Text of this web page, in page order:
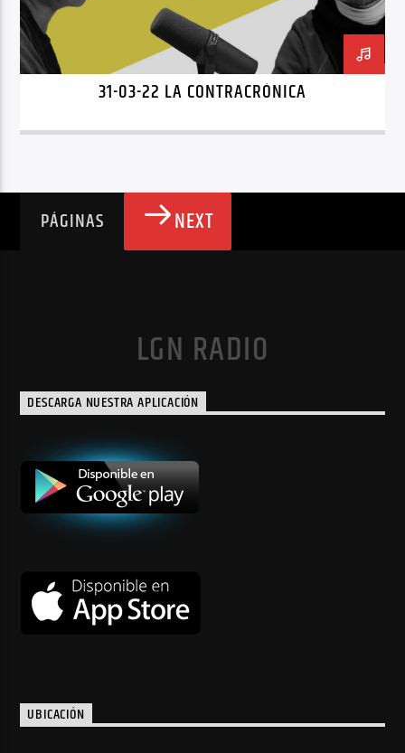
31-03-22 LA CONTRACRÓNICA
PÁGINAS NEXT
LGN RADIO
DESCARGA NUESTRA APLICACIÓN
UBICACIÓN